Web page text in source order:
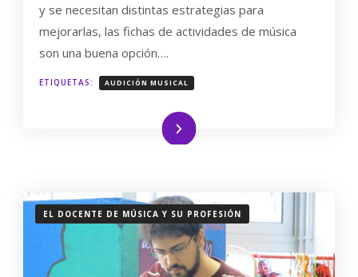
y se necesitan distintas estrategias para
mejorarlas, las fichas de actividades de música
son una buena opción….
ETIQUETAS: AUDICIÓN MUSICAL
Leer más
EL DOCENTE DE MÚSICA Y SU PROFESIÓN